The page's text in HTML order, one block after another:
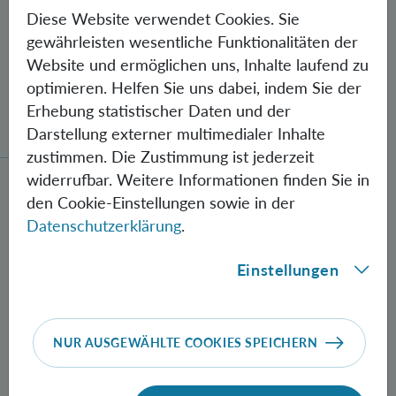
Gegen Fehler geschützte Quantenbits
verschränkt
Neue Methode zur Herstellung verschränkter
Diese Website verwendet Cookies. Sie
gewährleisten wesentliche Funktionalitäten der
Website und ermöglichen uns, Inhalte laufend zu
optimieren. Helfen Sie uns dabei, indem Sie der
Erhebung statistischer Daten und der
Darstellung externer multimedialer Inhalte
zustimmen. Die Zustimmung ist jederzeit
widerrufbar. Weitere Informationen finden Sie in
den Cookie-Einstellungen sowie in der
Datenschutzerklärung.
Einstellungen
NUR AUSGEWÄHLTE COOKIES SPEICHERN